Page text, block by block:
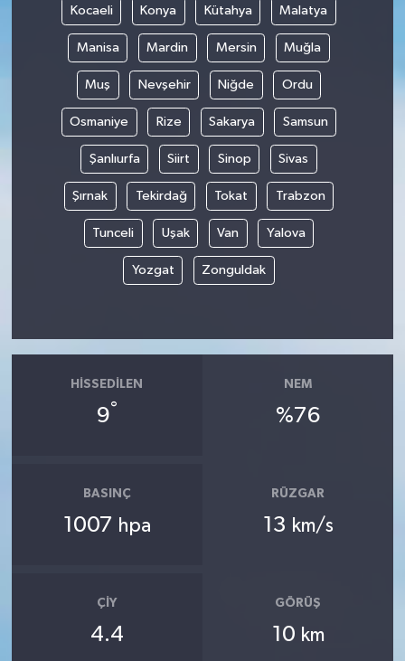
Kocaeli Konya Kütahya Malatya
Manisa Mardin Mersin Muğla
Muş Nevşehir Niğde Ordu
Osmaniye Rize Sakarya Samsun
Şanlıurfa Siirt Sinop Sivas
Şırnak Tekirdağ Tokat Trabzon
Tunceli Uşak Van Yalova
Yozgat Zonguldak
HISSEDILEN
9°
NEM
%76
BASINÇ
1007 hpa
RÜZGAR
13 km/s
ÇIY
4.4
GÖRÜŞ
10 km